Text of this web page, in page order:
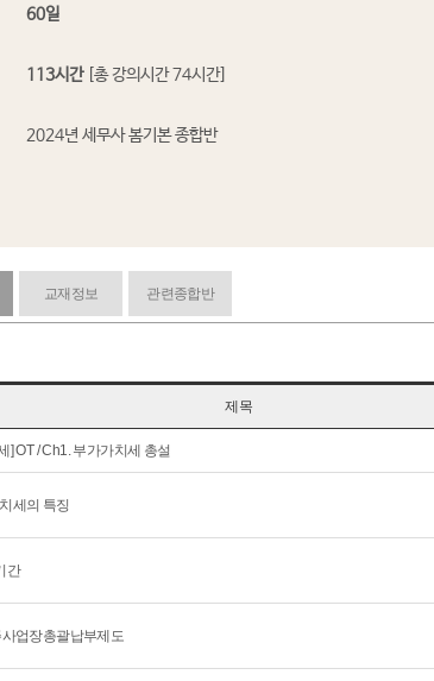
60일
113시간[총 강의시간 74시간]
2024년 세무사 봄기본 종합반
교재정보 관련종합반
제목
] OT / Ch1. 부가가치세 총설
세의 특징
간
사업장총괄납부제도